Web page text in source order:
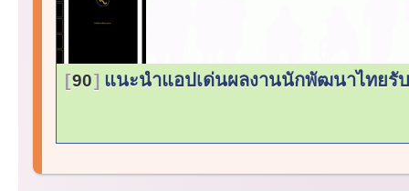
90 แนะนำแอปเด่นผลงานนักพัฒนาไทยรั